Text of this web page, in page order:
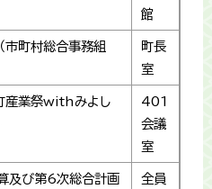
館
市町村総合事務組
町長
室
産業祭withみよし
401
会議
室
及び第6次総合計画
全員